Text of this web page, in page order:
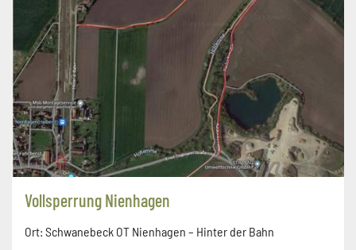
Vollsperrung Nienhagen
Ort: Schwanebeck OT Nienhagen – Hinter der Bahn